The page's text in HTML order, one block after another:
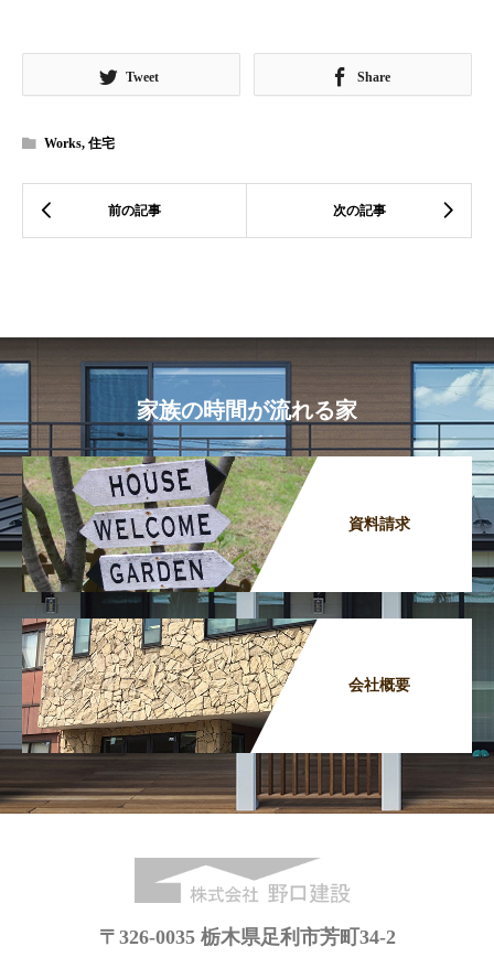
Tweet Share
Works, 住宅
家族の時間が流れる家
資料請求
会社概要
〒326-0035 栃木県足利市芳町34-2